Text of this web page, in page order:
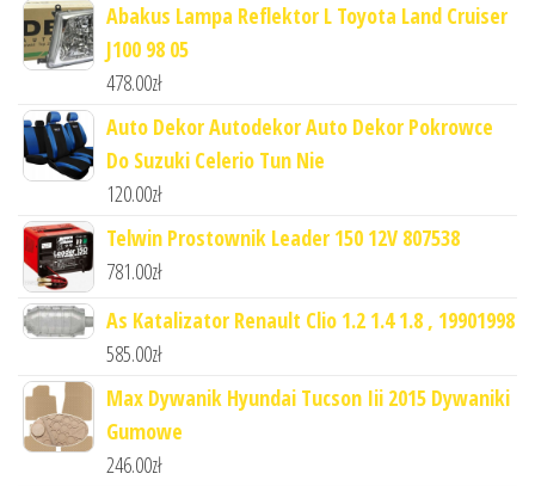
Abakus Lampa Reflektor L Toyota Land Cruiser
J100 98 05
478.00zł
Auto Dekor Autodekor Auto Dekor Pokrowce
Do Suzuki Celerio Tun Nie
120.00zł
Telwin Prostownik Leader 150 12V 807538
781.00zł
As Katalizator Renault Clio 1.2 1.4 1.8 , 19901998
585.00zł
Max Dywanik Hyundai Tucson Iii 2015 Dywaniki
Gumowe
246.00zł